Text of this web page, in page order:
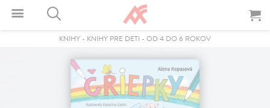
KNIHY - KNIHY PRE DETI - OD 4 DO 6 ROKOV